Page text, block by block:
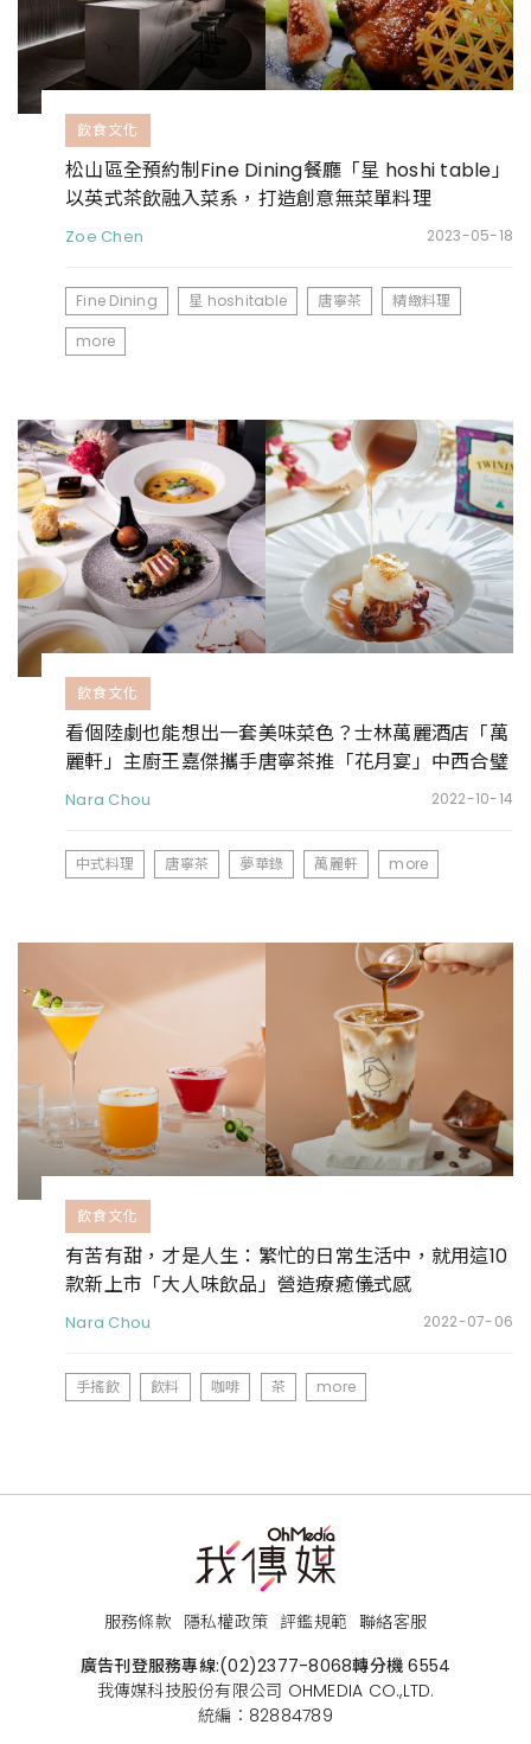
飲食文化
松山區全預約制Fine Dining餐廳「星 hoshi table」
以英式茶飲融入菜系，打造創意無菜單料理
Zoe Chen 2023-05-18
Fine Dining 星 hoshitable 唐寧茶
精緻料理
more
飲食文化
看個陸劇也能想出一套美味菜色？士林萬麗酒店「萬
麗軒」主廚王嘉傑攜手唐寧茶推「花月宴」中西合璧
菜色
Nara Chou 2022-10-14
中式料理 唐寧茶 夢華錄 萬麗軒 more
飲食文化
有苦有甜，才是人生：繁忙的日常生活中，就用這10
款新上市「大人味飲品」營造療癒儀式感
Nara Chou 2022-07-06
手搖飲 飲料 咖啡 茶 more
服務條款 隱私權政策 評鑑規範 聯絡客服
廣告刊登服務專線:(02)2377-8068轉分機 6554
我傳媒科技股份有限公司 OHMEDIA CO.,LTD.
統編：82884789